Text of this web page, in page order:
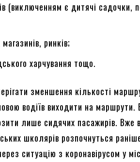
(виключенням є дитячі садочки,
ринків;
харчування тощо.
зменшення кількості
водіїв виходити на
лише сидячих пасажирів. Вже
школярів розпочнуться
ситуацію з коронавірусом у